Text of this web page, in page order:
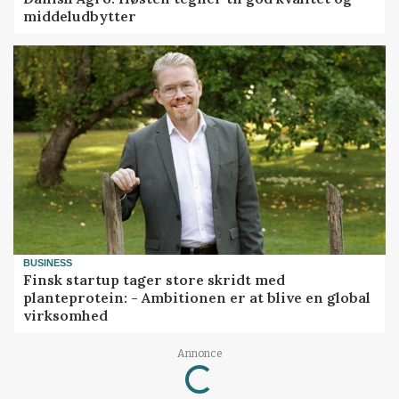
middeludbytter
BUSINESS
Finsk startup tager store skridt med
planteprotein: - Ambitionen er at blive en global
virksomhed
Annonce
Loading...